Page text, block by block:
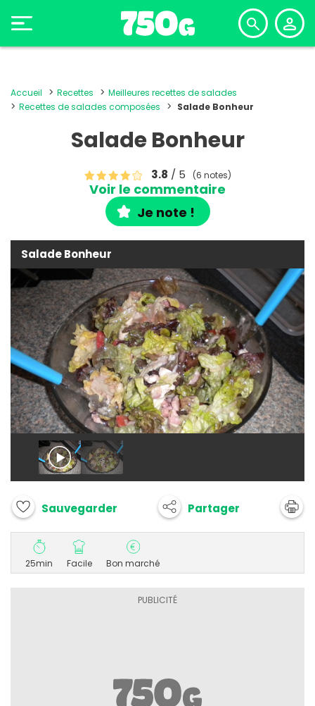
Accueil Recettes
Meilleures recettes de salades
Recettes de salades composées
Salade Bonheur
Salade Bonheur
3.8 / 5 (6 notes)
Voir le commentaire
Je note !
Salade Bonheur
Sauvegarder Partager
25min Facile Bon marché